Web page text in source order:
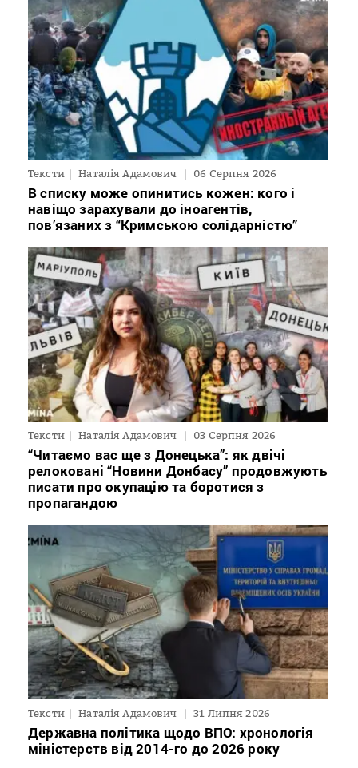
Тексти Наталія Адамович 06 Серпня 2026
В списку може опинитись кожен: кого і
навіщо зарахували до іноагентів,
пов’язаних з “Кримською солідарністю”
Тексти Наталія Адамович 03 Серпня 2026
“Читаємо вас ще з Донецька”: як двічі
релоковані “Новини Донбасу” продовжують
писати про окупацію та боротися з
пропагандою
Тексти Наталія Адамович 31 Липня 2026
Державна політика щодо ВПО: хронологія
міністерств від 2014-го до 2026 року